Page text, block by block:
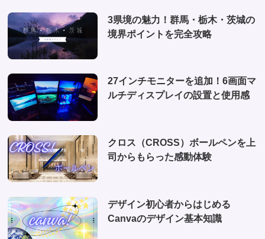
3県境の魅力！群馬・栃木・茨城の
境界ポイントを完全攻略
27インチモニターを追加！6画面マ
ルチディスプレイの設置と使用感
クロス（CROSS）ボールペンを上
司からもらった感動体験
デザイン初心者からはじめる
Canvaのデザイン基本知識